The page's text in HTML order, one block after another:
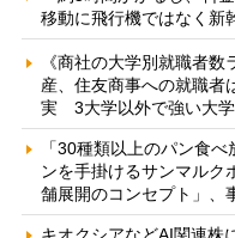
移動に飛行機ではなく新
《商社の大学別就職者
産、住友商事への就職者
実 3大学以外で強い大
「30種類以上のパン食
ンを手掛けるサンマル
舗展開のコンセプト」、
キオクシアなどAI関連株